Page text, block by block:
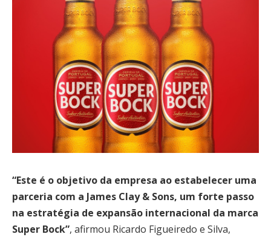
“Este é o objetivo da empresa ao estabelecer uma
parceria com a James Clay & Sons, um forte passo
na estratégia de expansão internacional da marca
Super Bock”, afirmou Ricardo Figueiredo e Silva,